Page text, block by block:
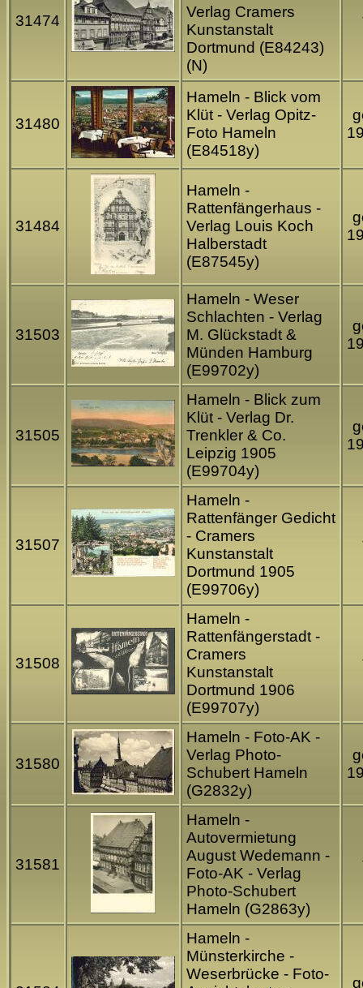
31474
Verlag Cramers
Kunstanstalt
Dortmund (E84243)
(N)
31480
Hameln - Blick vom
Klüt - Verlag Opitz-
Foto Hameln
(E84518y)
31484
Hameln -
Rattenfängerhaus -
Verlag Louis Koch
Halberstadt
(E87545y)
31503
Hameln - Weser
Schlachten - Verlag
M. Glückstadt &
Münden Hamburg
(E99702y)
31505
Hameln - Blick zum
Klüt - Verlag Dr.
Trenkler & Co.
Leipzig 1905
(E99704y)
31507
Hameln -
Rattenfänger Gedicht
- Cramers
Kunstanstalt
Dortmund 1905
(E99706y)
31508
Hameln -
Rattenfängerstadt -
Cramers
Kunstanstalt
Dortmund 1906
(E99707y)
31580
Hameln - Foto-AK -
Verlag Photo-
Schubert Hameln
(G2832y)
31581
Hameln -
Autovermietung
August Wedemann -
Foto-AK - Verlag
Photo-Schubert
Hameln (G2863y)
Hameln -
Münsterkirche -
Weserbrücke - Foto-